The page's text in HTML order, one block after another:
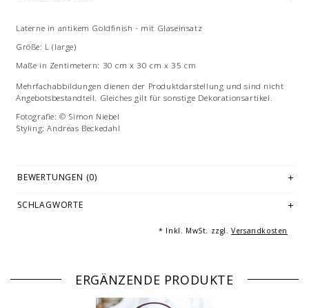
Laterne in antikem Goldfinish - mit Glaseinsatz
Größe: L (large)
Maße in Zentimetern: 30 cm x 30 cm x 35 cm
Mehrfachabbildungen dienen der Produktdarstellung und sind nicht
Angebotsbestandteil. Gleiches gilt für sonstige Dekorationsartikel.
Fotografie: © Simon Niebel
Styling: Andreas Beckedahl
BEWERTUNGEN (0)
SCHLAGWORTE
* Inkl. MwSt. zzgl.Versandkosten
ERGÄNZENDE PRODUKTE